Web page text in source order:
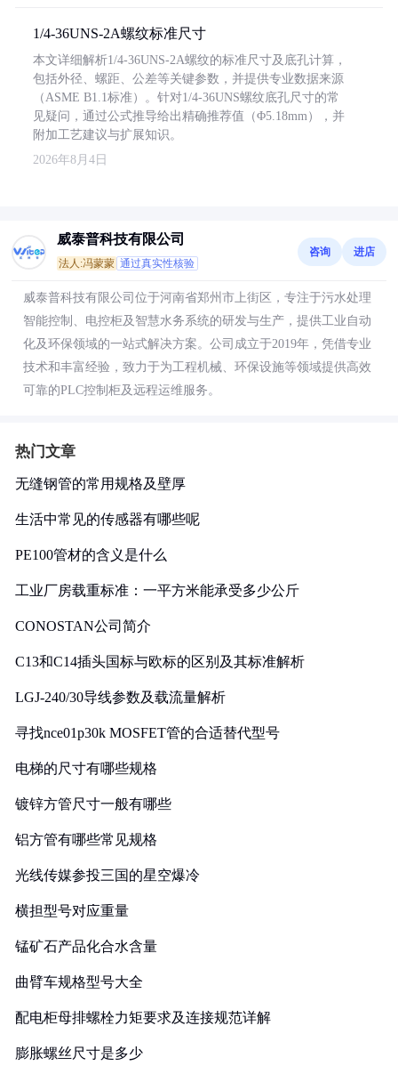
1/4-36UNS-2A螺纹标准尺寸
本文详细解析1/4-36UNS-2A螺纹的标准尺寸及底孔计算，
包括外径、螺距、公差等关键参数，并提供专业数据来源
（ASME B1.1标准）。针对1/4-36UNS螺纹底孔尺寸的常
见疑问，通过公式推导给出精确推荐值（Φ5.18mm），并
附加工艺建议与扩展知识。
2026年8月4日
威泰普科技有限公司
法人:冯蒙蒙 通过真实性核验
咨询 进店
威泰普科技有限公司位于河南省郑州市上街区，专注于污水处理
智能控制、电控柜及智慧水务系统的研发与生产，提供工业自动
化及环保领域的一站式解决方案。公司成立于2019年，凭借专业
技术和丰富经验，致力于为工程机械、环保设施等领域提供高效
可靠的PLC控制柜及远程运维服务。
热门文章
无缝钢管的常用规格及壁厚
生活中常见的传感器有哪些呢
PE100管材的含义是什么
工业厂房载重标准：一平方米能承受多少公斤
CONOSTAN公司简介
C13和C14插头国标与欧标的区别及其标准解析
LGJ-240/30导线参数及载流量解析
寻找nce01p30k MOSFET管的合适替代型号
电梯的尺寸有哪些规格
镀锌方管尺寸一般有哪些
铝方管有哪些常见规格
光线传媒参投三国的星空爆冷
横担型号对应重量
锰矿石产品化合水含量
曲臂车规格型号大全
配电柜母排螺栓力矩要求及连接规范详解
膨胀螺丝尺寸是多少